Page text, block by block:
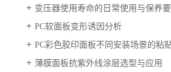
变压器使用寿命的日常使用与保养
PC软面板变形诱因分析
PC彩色胶印面板不同安装场景的粘
薄膜面板抗紫外线涂层选型与应用